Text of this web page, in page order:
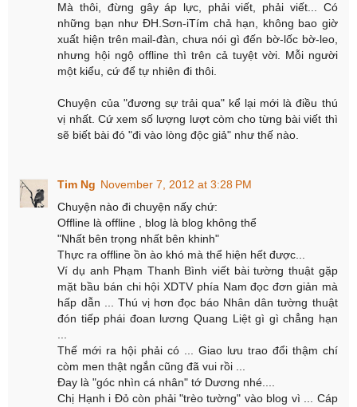
Mà thôi, đừng gây áp lực, phải viết, phải viết... Có
những bạn như ĐH.Sơn-iTím chả hạn, không bao giờ
xuất hiện trên mail-đàn, chưa nói gì đến bờ-lốc bờ-leo,
nhưng hội ngộ offline thì trên cả tuyệt vời. Mỗi người
một kiểu, cứ để tự nhiên đi thôi.
Chuyện của "đương sự trải qua" kể lại mới là điều thú
vị nhất. Cứ xem số lượng lượt còm cho từng bài viết thì
sẽ biết bài đó "đi vào lòng độc giả" như thế nào.
Tim Ng November 7, 2012 at 3:28 PM
Chuyện nào đi chuyện nấy chứ:
Offline là offline , blog là blog không thể
"Nhất bên trọng nhất bên khinh"
Thực ra offline ồn ào khó mà thể hiện hết được...
Ví dụ anh Phạm Thanh Bình viết bài tường thuật gặp
mặt bầu bán chi hội XDTV phía Nam đọc đơn giản mà
hấp dẫn ... Thú vị hơn đọc báo Nhân dân tường thuật
đón tiếp phái đoan lương Quang Liệt gì gì chẳng hạn
Thế mới ra hội phải có ... Giao lưu trao đổi thậm chí
còm men thật ngắn cũng đã vui rồi ...
Đay là "góc nhìn cá nhân" tớ Dương nhé....
Chị Hạnh i Đỏ còn phải "trèo tường" vào blog vì ... Cáp